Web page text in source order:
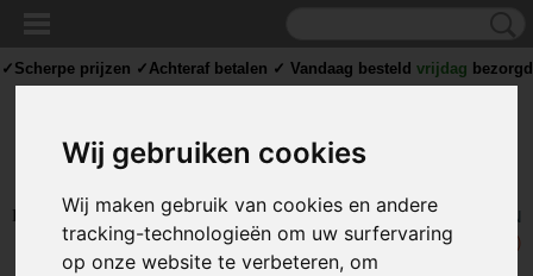
Wij gebruiken cookies
Wij maken gebruik van cookies en andere
tracking-technologieën om uw surfervaring
op onze website te verbeteren, om
Inloggen Registreren
UW WINKELWAGEN
Geen producten
(0)
✓Scherpe prijzen ✓Achteraf betalen ✓ Vandaag besteld vrijdag bezorgd